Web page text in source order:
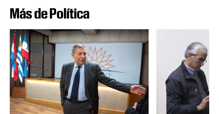
Más de Política